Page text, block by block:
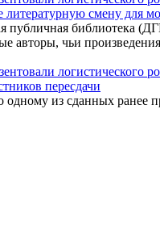
литературную смену для
публичная библиотека
авторы, чьи
пересдачи
одному из сданных ранее